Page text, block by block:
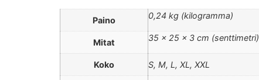
Paino 0,24 kg (kilogramma)
Mitat 35 × 25 × 3 cm (senttimetri)
Koko S, M, L, XL, XXL